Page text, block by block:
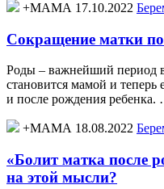
+МАМА 17.10.2022
Сокращение матки
Роды – важнейший
становится мамой и теперь
и после рождения ребенка.
+МАМА 18.08.2022
«Болит матка после
на этой мысли?